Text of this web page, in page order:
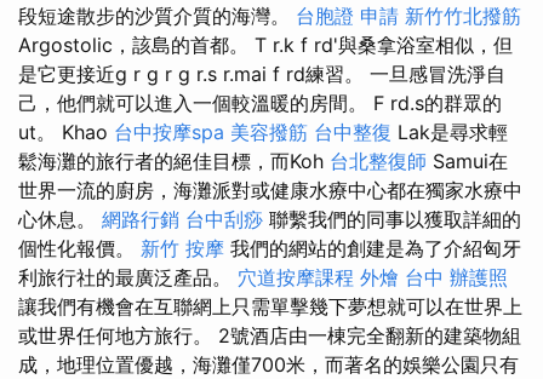
段短途散步的沙質介質的海灣。 台胞證 申請 新竹竹北撥筋
Argostolic，該島的首都。 T r.k f rd'與桑拿浴室相似，但
是它更接近g r g r g r.s r.mai f rd練習。 一旦感冒洗淨自
己，他們就可以進入一個較溫暖的房間。 F rd.s的群眾的
ut。 Khao 台中按摩spa 美容撥筋 台中整復 Lak是尋求輕
鬆海灘的旅行者的絕佳目標，而Koh 台北整復師 Samui在
世界一流的廚房，海灘派對或健康水療中心都在獨家水療中
心休息。 網路行銷 台中刮痧 聯繫我們的同事以獲取詳細的
個性化報價。 新竹 按摩 我們的網站的創建是為了介紹匈牙
利旅行社的最廣泛產品。 穴道按摩課程 外燴 台中 辦護照
讓我們有機會在互聯網上只需單擊幾下夢想就可以在世界上
或世界任何地方旅行。 2號酒店由一棟完全翻新的建築物組
成，地理位置優越，海灘僅700米，而著名的娛樂公園只有